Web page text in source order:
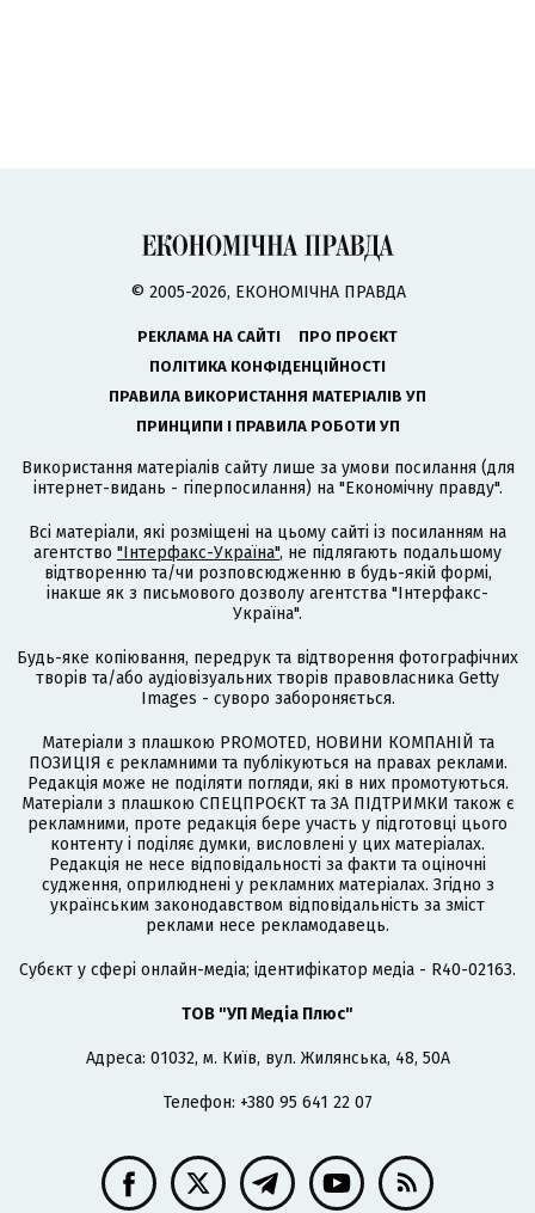
© 2005-2026, ЕКОНОМІЧНА ПРАВДА
РЕКЛАМА НА САЙТІ
ПРО ПРОЄКТ
ПОЛІТИКА КОНФІДЕНЦІЙНОСТІ
ПРАВИЛА ВИКОРИСТАННЯ МАТЕРІАЛІВ УП
ПРИНЦИПИ І ПРАВИЛА РОБОТИ УП
Використання матеріалів сайту лише за умови посилання (для
інтернет-видань - гіперпосилання) на "Економічну правду".
Всі матеріали, які розміщені на цьому сайті із посиланням на
агентство "Інтерфакс-Україна", не підлягають подальшому
відтворенню та/чи розповсюдженню в будь-якій формі,
інакше як з письмового дозволу агентства "Інтерфакс-
Україна".
Будь-яке копіювання, передрук та відтворення фотографічних
творів та/або аудіовізуальних творів правовласника Getty
Images - суворо забороняється.
Матеріали з плашкою PROMOTED, НОВИНИ КОМПАНІЙ та
ПОЗИЦІЯ є рекламними та публікуються на правах реклами.
Редакція може не поділяти погляди, які в них промотуються.
Матеріали з плашкою СПЕЦПРОЄКТ та ЗА ПІДТРИМКИ також є
рекламними, проте редакція бере участь у підготовці цього
контенту і поділяє думки, висловлені у цих матеріалах.
Редакція не несе відповідальності за факти та оціночні
судження, оприлюднені у рекламних матеріалах. Згідно з
українським законодавством відповідальність за зміст
реклами несе рекламодавець.
Cубєкт у сфері онлайн-медіа; ідентифікатор медіа - R40-02163.
ТОВ "УП Медіа Плюс"
Адреса: 01032, м. Київ, вул. Жилянська, 48, 50А
Телефон: +380 95 641 22 07